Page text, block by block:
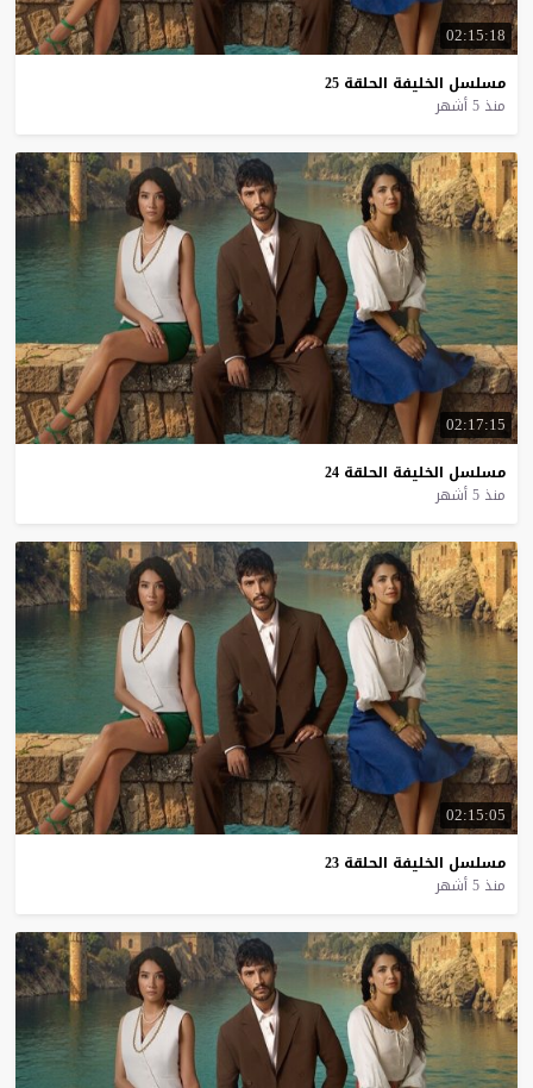
02:15:18
مسلسل الخليفة الحلقة 25
منذ 5 أشهر
02:17:15
مسلسل الخليفة الحلقة 24
منذ 5 أشهر
02:15:05
مسلسل الخليفة الحلقة 23
منذ 5 أشهر